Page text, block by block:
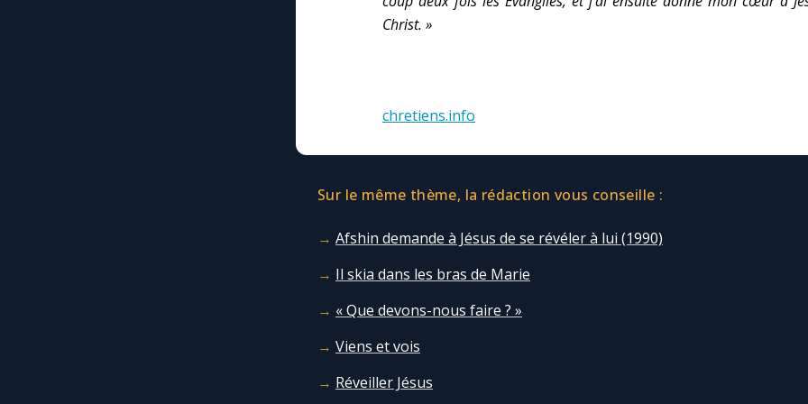
Christ. »
chretiens.info
Sur le même thème, la rédaction vous conseille :
Afshin demande à Jésus de se révéler à lui (1990)
Il skia dans les bras de Marie
« Que devons-nous faire ? »
Viens et vois
Réveiller Jésus